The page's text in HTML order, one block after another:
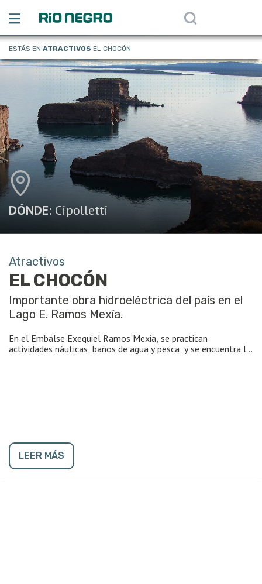
ESTÁS EN ATRACTIVOS EL CHOCÓN
DÓNDE: Cipolletti
Atractivos
EL CHOCÓN
Importante obra hidroeléctrica del país en el
Lago E. Ramos Mexía.
En el Embalse Exequiel Ramos Mexia, se practican
actividades náuticas, baños de agua y pesca; y se encuentra la
Para ir a El Chocón, seguir 30 km hacia la izquierda, desde el
cruce anterior.
hacia la izquierda, 8 km.
LEER MÁS